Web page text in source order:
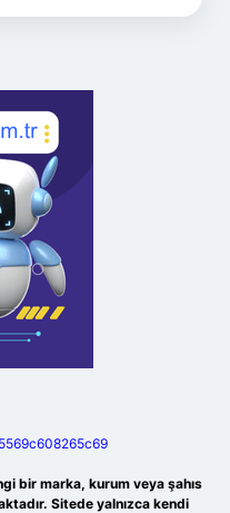
bir marka, kurum veya şahıs
Sitede yalnızca kendi